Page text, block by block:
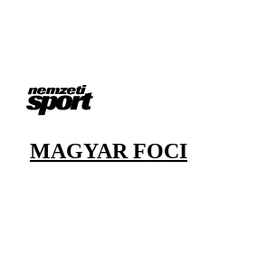
MAGYAR FOCI